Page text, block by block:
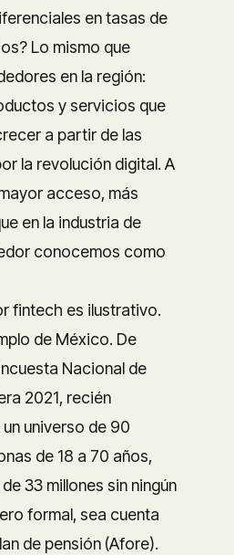
en tasas de
Lo mismo que
en la región:
y servicios que
a partir de las
la revolución digital. A
acceso, más
en la industria de
conocemos como
fintech es ilustrativo.
de México. De
Nacional de
2021, recién
universo de 90
de 18 a 70 años,
33 millones sin ningún
formal, sea cuenta
de pensión (Afore).